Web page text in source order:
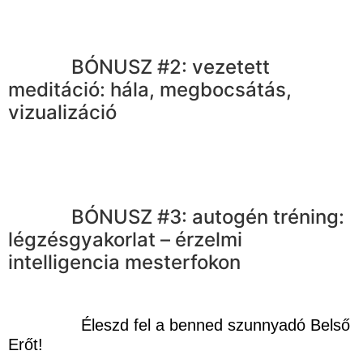
BÓNUSZ #2: vezetett
meditáció: hála, megbocsátás,
vizualizáció
BÓNUSZ #3: autogén tréning:
légzésgyakorlat – érzelmi
intelligencia mesterfokon
Éleszd fel a benned szunnyadó Belső
Erőt!